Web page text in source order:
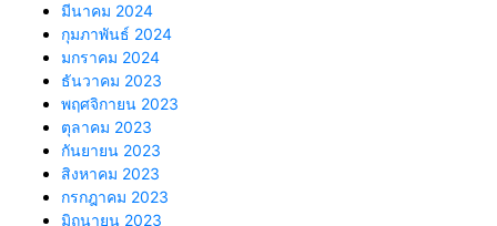
มีนาคม 2024
กุมภาพันธ์ 2024
มกราคม 2024
ธันวาคม 2023
พฤศจิกายน 2023
ตุลาคม 2023
กันยายน 2023
สิงหาคม 2023
กรกฎาคม 2023
มิถุนายน 2023